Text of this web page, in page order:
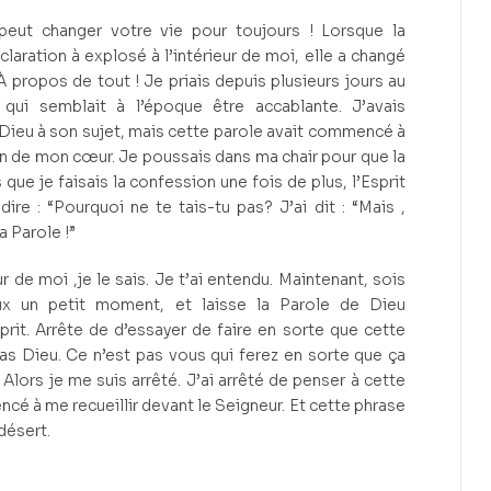
changer votre vie pour toujours ! Lorsque la
à explosé à l’intérieur de moi, elle a changé
propos de tout ! Je priais depuis plusieurs jours au
semblait à l’époque être accablante. J’avais
à son sujet, mais cette parole avait commencé à
de mon cœur. Je poussais dans ma chair pour que la
je faisais la confession une fois de plus, l’Esprit
: “Pourquoi ne te tais-tu pas? J’ai dit : “Mais ,
Parole !”
de moi ,je le sais. Je t’ai entendu. Maintenant, sois
un petit moment, et laisse la Parole de Dieu
Arrête de d’essayer de faire en sorte que cette
Dieu. Ce n’est pas vous qui ferez en sorte que ça
je me suis arrêté. J’ai arrêté de penser à cette
à me recueillir devant le Seigneur. Et cette phrase